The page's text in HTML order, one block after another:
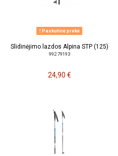
Paskutinė prekė
Slidinėjimo lazdos Alpina STP (125)
992 79193
24,90 €